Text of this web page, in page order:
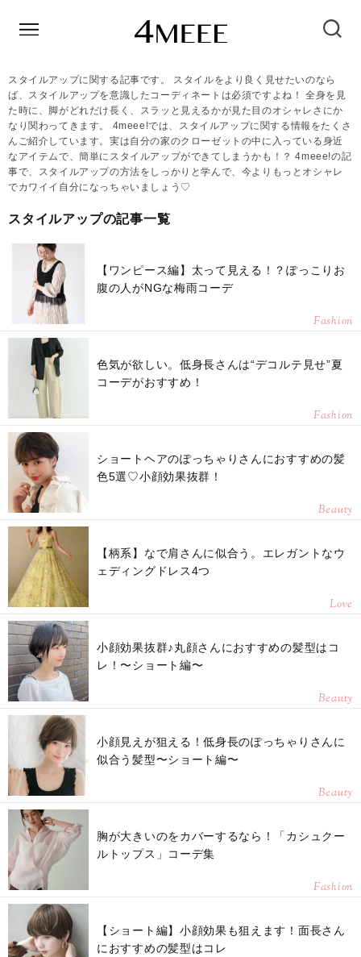
スタイルアップに関する記事です。 スタイルをより良く見せたいのなら
ば、スタイルアップを意識したコーディネートは必須ですよね！ 全身を見
た時に、脚がどれだけ長く、スラッと見えるかが見た目のオシャレさにか
なり関わってきます。 4meee!では、スタイルアップに関する情報をたくさ
んご紹介しています。実は自分の家のクローゼットの中に入っている身近
なアイテムで、簡単にスタイルアップができてしまうかも！？ 4meee!の記
事で、スタイルアップの方法をしっかりと学んで、今よりもっとオシャレ
でカワイイ自分になっちゃいましょう♡
スタイルアップの記事一覧
【ワンピース編】太って見える！？ぽっこりお
腹の人がNGな梅雨コーデ
Fashion
色気が欲しい。低身長さんは“デコルテ見せ”夏
コーデがおすすめ！
Fashion
ショートヘアのぽっちゃりさんにおすすめの髪
色5選♡小顔効果抜群！
Beauty
【柄系】なで肩さんに似合う。エレガントなウ
ェディングドレス4つ
Love
小顔効果抜群♪丸顔さんにおすすめの髪型はコ
レ！〜ショート編〜
Beauty
小顔見えが狙える！低身長のぽっちゃりさんに
似合う髪型〜ショート編〜
Beauty
胸が大きいのをカバーするなら！「カシュクー
ルトップス」コーデ集
Fashion
【ショート編】小顔効果も狙えます！面長さん
におすすめの髪型はコレ